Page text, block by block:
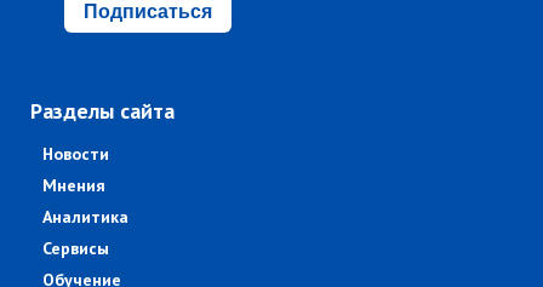
Подписаться
Разделы сайта
Новости
Мнения
Аналитика
Сервисы
Обучение